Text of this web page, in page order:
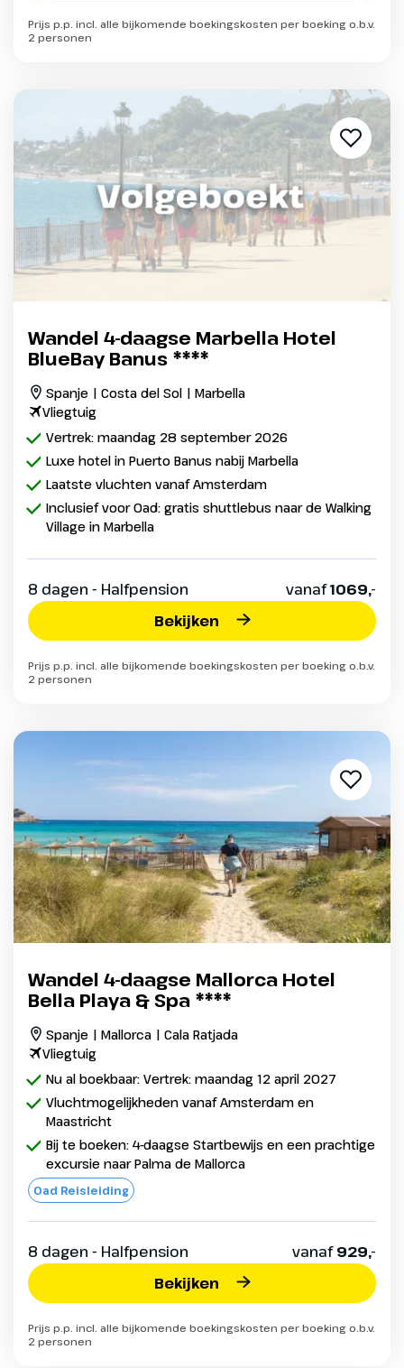
Prijs p.p. incl. alle bijkomende boekingskosten per boeking o.b.v.
2 personen
Wandel 4-daagse Marbella Hotel
BlueBay Banus ****
Spanje | Costa del Sol | Marbella
Vliegtuig
Vertrek: maandag 28 september 2026
Luxe hotel in Puerto Banus nabij Marbella
Laatste vluchten vanaf Amsterdam
Inclusief voor Oad: gratis shuttlebus naar de Walking
Village in Marbella
8 dagen - Halfpension vanaf1069,-
Bekijken
Prijs p.p. incl. alle bijkomende boekingskosten per boeking o.b.v.
2 personen
Wandel 4-daagse Mallorca Hotel
Bella Playa & Spa ****
Spanje | Mallorca | Cala Ratjada
Vliegtuig
Nu al boekbaar: Vertrek: maandag 12 april 2027
Vluchtmogelijkheden vanaf Amsterdam en
Maastricht
Bij te boeken: 4-daagse Startbewijs en een prachtige
excursie naar Palma de Mallorca
Oad Reisleiding
8 dagen - Halfpension vanaf929,-
Bekijken
Prijs p.p. incl. alle bijkomende boekingskosten per boeking o.b.v.
2 personen